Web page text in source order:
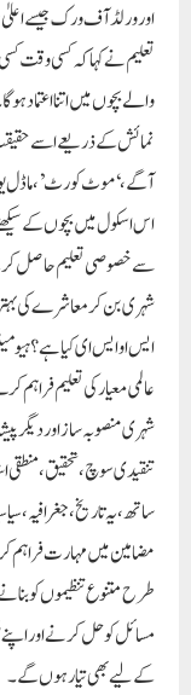
اور ورلڈ آف ورک جیسے
تعلیم نے کہا کہ کسی وقت
والے بچوں میں اتنا
نمائش کے ذریعے اسے حقیقت
آگے، ‘موٹ کورٹ’، ماڈل
سے خصوصی تعلیم حاصل کر
شہری بن کر معاشرے کی
عالمی معیار کی تعلیم فراہم
تنقیدی سوچ، تحقیق،
ساتھ، یہ تاریخ، جغرافیہ،
طرح متنوع تنظیموں کو
مسائل کو حل کرنے اور اپنے
کے لیے بھی تیار ہوں گے۔